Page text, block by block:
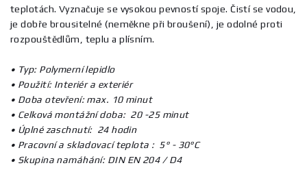
teplotách. Vyznačuje se vysokou pevností spoje. Čistí se vodou,
je dobře brousitelné (neměkne při broušení), je odolné proti
rozpouštědlům, teplu a plísním.
• Typ: Polymerní lepidlo
• Použití: Interiér a exteriér
• Doba otevření: max. 10 minut
• Celková montážní doba: 20 -25 minut
• Úplné zaschnutí: 24 hodin
• Pracovní a skladovací teplota : 5° - 30°C
• Skupina namáhání: DIN EN 204 / D4